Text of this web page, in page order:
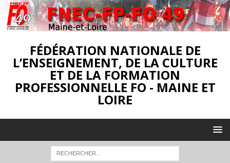
FÉDÉRATION NATIONALE DE
L’ENSEIGNEMENT, DE LA CULTURE
ET DE LA FORMATION
PROFESSIONNELLE FO - MAINE ET
LOIRE